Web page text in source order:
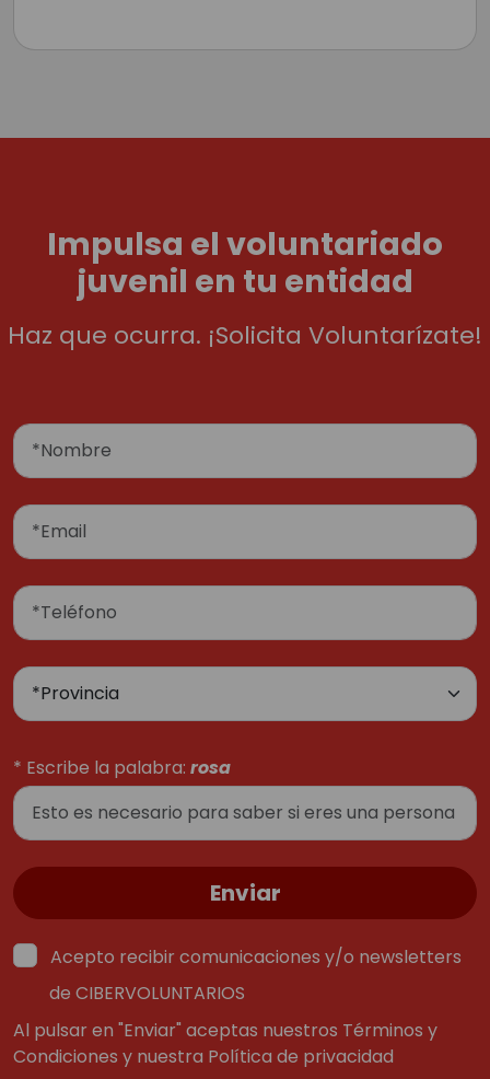
Impulsa el voluntariado
juvenil en tu entidad
Haz que ocurra. ¡Solicita Voluntarízate!
* Escribe la palabra: rosa
Enviar
Acepto recibir comunicaciones y/o newsletters
de CIBERVOLUNTARIOS
Al pulsar en "Enviar" aceptas nuestros Términos y
Condiciones y nuestra Política de privacidad